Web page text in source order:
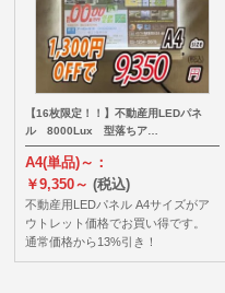
【16枚限定！！】不動産用LEDパネ
ル 8000Lux 型落ちア…
A4(単品)～：
￥9,350～(税込)
不動産用LEDパネル A4サイズがア
ウトレット価格でお買い得です。
通常価格から13%引き！